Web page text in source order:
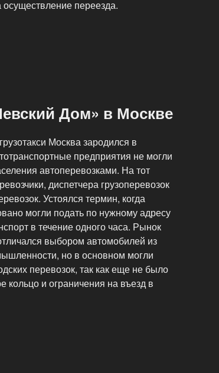
осуществление переезда.
Дом» в Москве
Москва зародился в
предприятия не могли
автоперевозками. На тот
диспетчера грузоперевозок
Устоялся термин, когда
могли подать по нужному адресу
в течение одного часа. Рынок
выбором автомобилей из
но в основном могли
перевозок, так как еще не было
кольцо и ограничения на въезд в